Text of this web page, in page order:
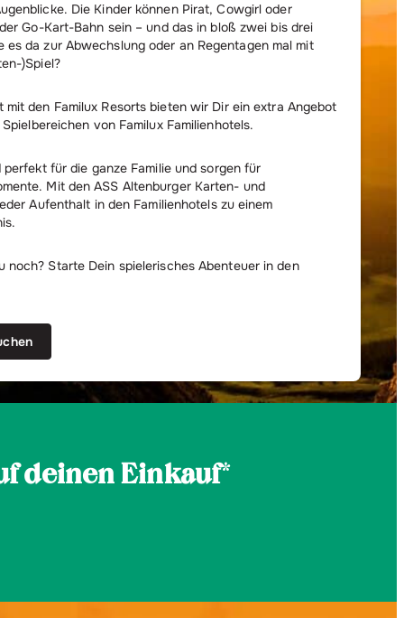
Die Kinder können Pirat, Cowgirl oder
Go-Kart-Bahn sein – und das in bloß zwei bis drei
es da zur Abwechslung oder an Regentagen mal mit
)Spiel?
mit den Familux Resorts bieten wir Dir ein extra Angebot
von Familux Familienhotels.
perfekt für die ganze Familie und sorgen für
Mit den ASS Altenburger Karten- und
Aufenthalt in den Familienhotels zu einem
noch? Starte Dein spielerisches Abenteuer in den
deinen Einkauf*